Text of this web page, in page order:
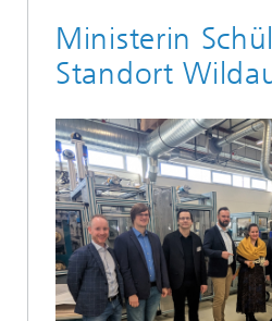
Ministerin
Standort